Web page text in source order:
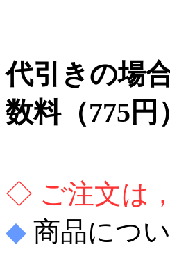
代引きの場
数料（775
◇ ご注文は，
◆ 商品につ